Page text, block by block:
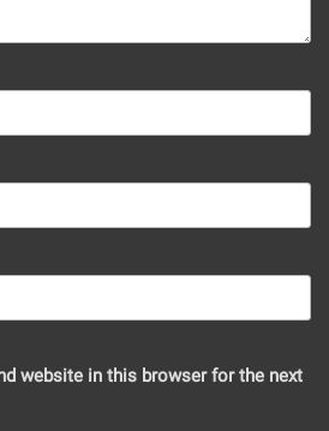
website in this browser for the next